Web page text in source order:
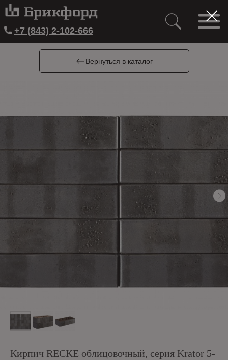
+7 (843) 2-102-666
Вернуться в каталог
Кирпич RECKE облицовочный, серия Krator 5-